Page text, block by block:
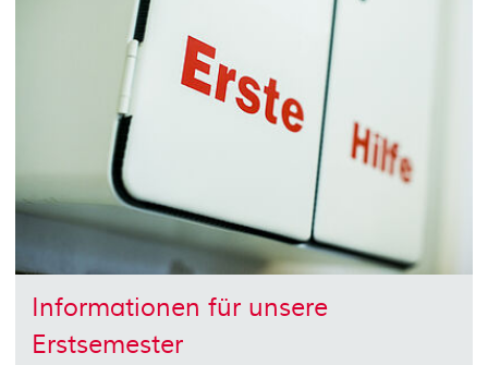
Informationen für unsere
Erstsemester